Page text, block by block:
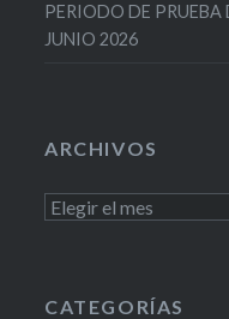
PERIODO DE PRUEBA
JUNIO 2026
ARCHIVOS
Archivos
CATEGORÍAS